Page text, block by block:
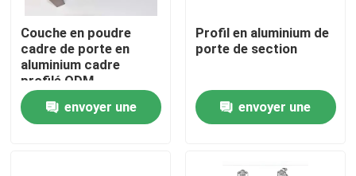
nouvelles
Tous les cas
Demande de soumission
profils en aluminium pour des fenêtres et des portes
Couche en poudre
cadre de porte en
aluminium cadre
profilé ODM
envoyer une
Profil en aluminium de
porte de section
envoyer une